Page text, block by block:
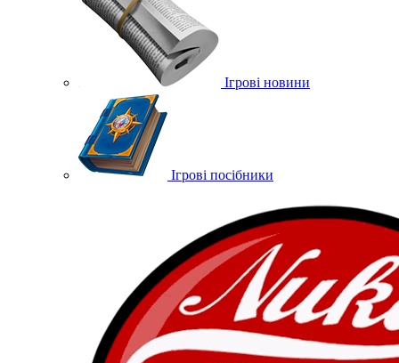
Ігрові новини
Ігрові посібники